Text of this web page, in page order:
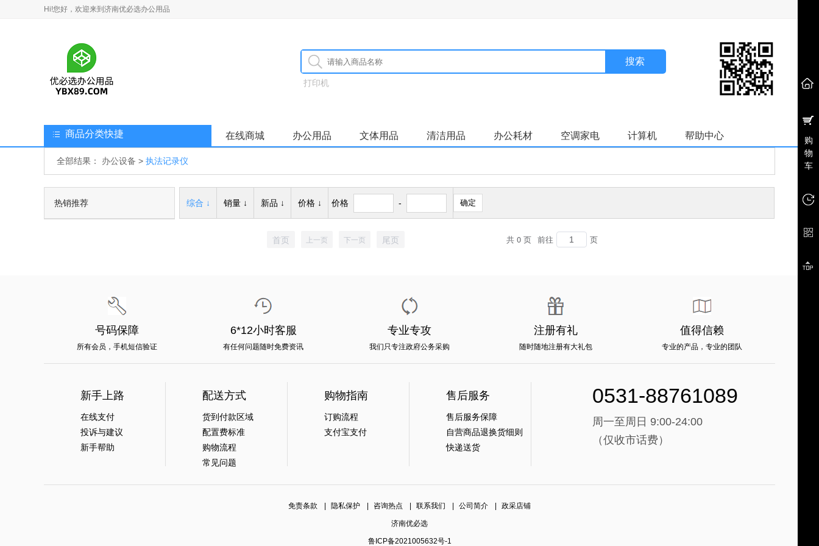
Hi!您好，欢迎来到济南优必选办公用品
搜索
打印机
商品分类快捷 在线商城 办公用品 文体用品 清洁用品 办公耗材 空调家电 计算机 帮助中心
全部结果： 办公设备 > 执法记录仪
热销推荐 综合 ↓ 销量 ↓ 新品 ↓ 价格 ↓ 价格 - 确定
首页 上一页 下一页 尾页 共 0 页 前往 页
号码保障
所有会员，手机短信验证
6*12小时客服
有任何问题随时免费资讯
专业专攻
我们只专注政府公务采购
注册有礼
随时随地注册有大礼包
值得信赖
专业的产品，专业的团队
新手上路
在线支付
投诉与建议
新手帮助
配送方式
货到付款区域
配置费标准
购物流程
常见问题
购物指南
订购流程
支付宝支付
售后服务
售后服务保障
自营商品退换货细则
快递送货
0531-88761089
周一至周日 9:00-24:00
（仅收市话费）
免责条款 隐私保护 咨询热点 联系我们 公司简介 政采店铺
济南优必选
鲁ICP备2021005632号-1
购
物
车